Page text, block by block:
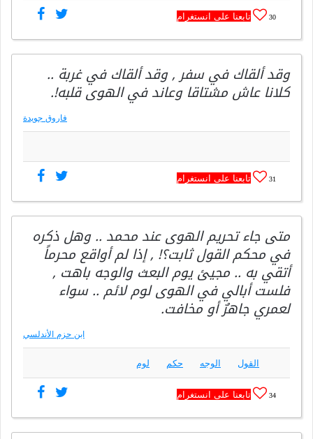
30 تابعنا على انستغرام
وقد ألقاك في سفر , وقد ألقاك في غربة ..
كلانا عاش مشتاقا وعاند في الهوى قلبه!.
فاروق جويدة
31 تابعنا على انستغرام
متى جاء تحريم الهوى عند محمد .. وهل ذكره
في محكم القول ثابت؟! , إذا لم أواقع محرماً
أتقي به .. مجيئ يوم البعث والوجه باهت ,
فلست أبالي في الهوى لوم لائم .. سواء
لعمري جاهرٌ أو مخافت.
ابن حزم الأندلسي
القول الوجه حكم لوم
34 تابعنا على انستغرام